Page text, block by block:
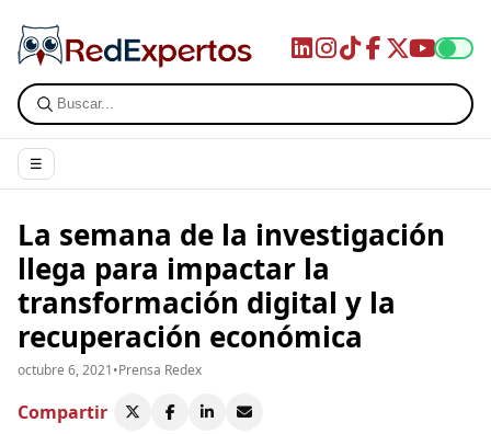
☰
La semana de la investigación
llega para impactar la
transformación digital y la
recuperación económica
octubre 6, 2021•Prensa Redex
Compartir